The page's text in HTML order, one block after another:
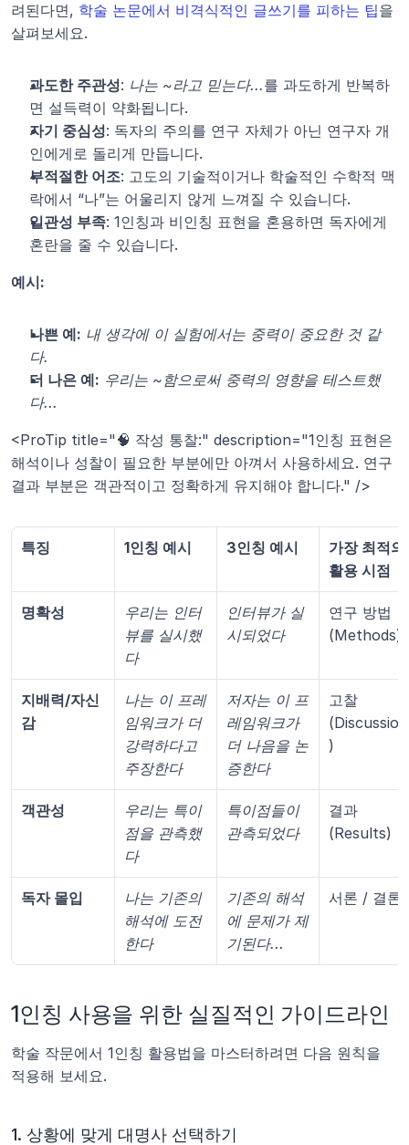
려된다면, 학술 논문에서 비격식적인 글쓰기를 피하는 팁을
살펴보세요.
과도한 주관성: 나는 ~라고 믿는다...를 과도하게 반복하
면 설득력이 약화됩니다.
자기 중심성: 독자의 주의를 연구 자체가 아닌 연구자 개
인에게로 돌리게 만듭니다.
부적절한 어조: 고도의 기술적이거나 학술적인 수학적 맥
락에서 “나”는 어울리지 않게 느껴질 수 있습니다.
일관성 부족: 1인칭과 비인칭 표현을 혼용하면 독자에게
혼란을 줄 수 있습니다.
예시:
나쁜 예: 내 생각에 이 실험에서는 중력이 중요한 것 같
다.
더 나은 예: 우리는 ~함으로써 중력의 영향을 테스트했
다...
<ProTip title="🧠 작성 통찰:" description="1인칭 표현은
해석이나 성찰이 필요한 부분에만 아껴서 사용하세요. 연구
결과 부분은 객관적이고 정확하게 유지해야 합니다." />
특징 1인칭 예시 3인칭 예시
가장 최적의
활용 시점
명확성
우리는 인터
뷰를 실시했
다
인터뷰가 실
시되었다
연구 방법
(Methods)
지배력/자신
감
나는 이 프레
임워크가 더
강력하다고
주장한다
저자는 이 프
레임워크가
더 나음을 논
증한다
고찰
(Discussion
)
객관성
우리는 특이
점을 관측했
다
특이점들이
관측되었다
결과
(Results)
독자 몰입
나는 기존의
해석에 도전
한다
기존의 해석
에 문제가 제
기된다...
서론 / 결론
1인칭 사용을 위한 실질적인 가이드라인
학술 작문에서 1인칭 활용법을 마스터하려면 다음 원칙을
적용해 보세요.
1. 상황에 맞게 대명사 선택하기